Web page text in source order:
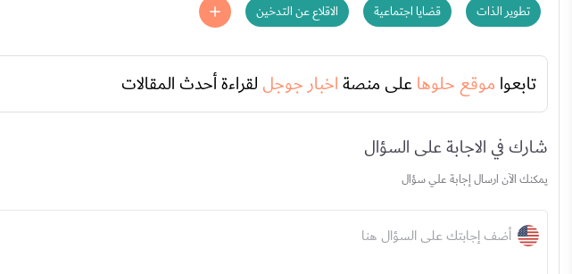
تطوير الذات قضايا اجتماعية الاقلاع عن التدخين
تابعوا موقع حلوهاعلى منصةاخبار جوجل لقراءة أحدث المقالات
شارك في الاجابة على السؤال
يمكنك الآن ارسال إجابة علي سؤال
أضف إجابتك على السؤال هنا